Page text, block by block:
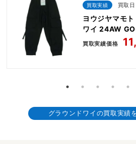
買取実績 買取
ヨウジヤマモ
ワイ 24AW
GABARDINE
買取実績価格
グラウンドワイの買取実績